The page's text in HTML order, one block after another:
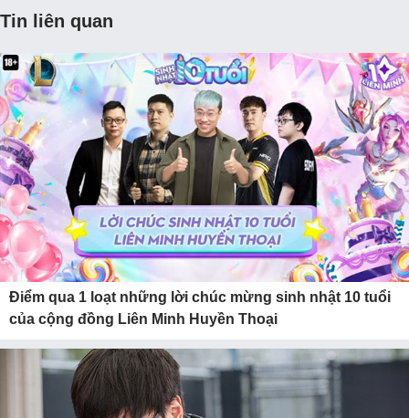
Tin liên quan
Điểm qua 1 loạt những lời chúc mừng sinh nhật 10 tuổi
của cộng đồng Liên Minh Huyền Thoại